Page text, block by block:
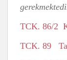
TCK. 86/2
TCK. 89